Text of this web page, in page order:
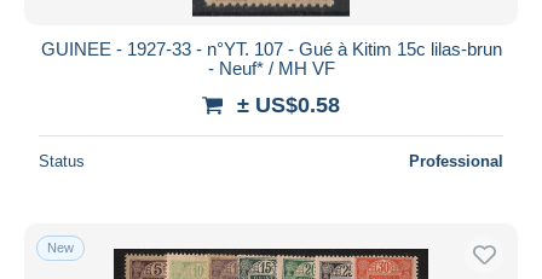
GUINEE - 1927-33 - n°YT. 107 - Gué à Kitim 15c lilas-brun
- Neuf* / MH VF
± US$0.58
Status Professional
New